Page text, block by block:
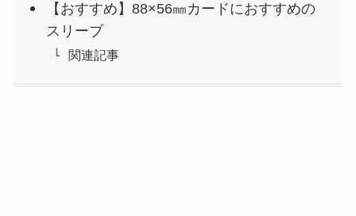
【おすすめ】88×56㎜カードにおすすめの
スリーブ
関連記事